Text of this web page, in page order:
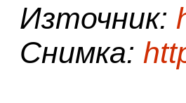
Източник:
Снимка: